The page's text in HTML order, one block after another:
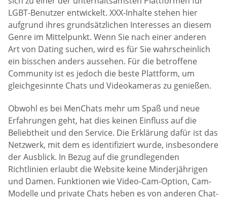
LGBT-Benutzer entwickelt. XXX-Inhalte stehen hier
aufgrund ihres grundsätzlichen Interesses an diesem
Genre im Mittelpunkt. Wenn Sie nach einer anderen
Art von Dating suchen, wird es für Sie wahrscheinlich
ein bisschen anders aussehen. Für die betroffene
Community ist es jedoch die beste Plattform, um
gleichgesinnte Chats und Videokameras zu genießen.
Obwohl es bei MenChats mehr um Spaß und neue
Erfahrungen geht, hat dies keinen Einfluss auf die
Beliebtheit und den Service. Die Erklärung dafür ist das
Netzwerk, mit dem es identifiziert wurde, insbesondere
der Ausblick. In Bezug auf die grundlegenden
Richtlinien erlaubt die Website keine Minderjährigen
und Damen. Funktionen wie Video-Cam-Option, Cam-
Modelle und private Chats heben es von anderen Chat-